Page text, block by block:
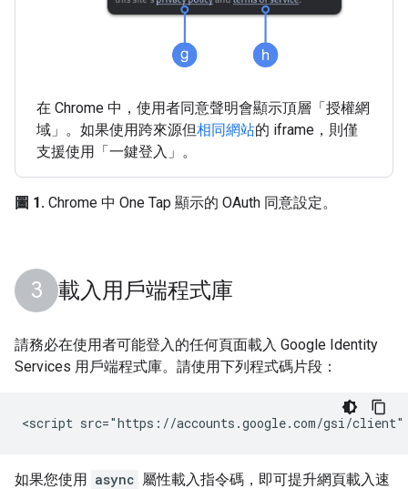
在 Chrome 中，使用者同意聲明會顯示頂層「授權網
域」 。如果使用跨來源但相同網站的 iframe，則僅
支援使用「一鍵登入」 。
圖 1. Chrome 中 One Tap 顯示的 OAuth 同意設定。
載入用戶端程式庫
請務必在使用者可能登入的任何頁面載入 Google Identity
Services 用戶端程式庫。請使用下列程式碼片段：
如果您使用 async 屬性載入指令碼，即可提升網頁載入速